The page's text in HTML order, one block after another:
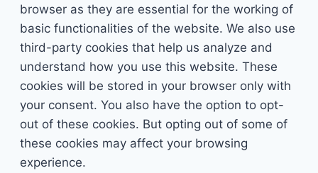
browser as they are essential for the working of
basic functionalities of the website. We also use
third-party cookies that help us analyze and
understand how you use this website. These
cookies will be stored in your browser only with
your consent. You also have the option to opt-
out of these cookies. But opting out of some of
these cookies may affect your browsing
experience.